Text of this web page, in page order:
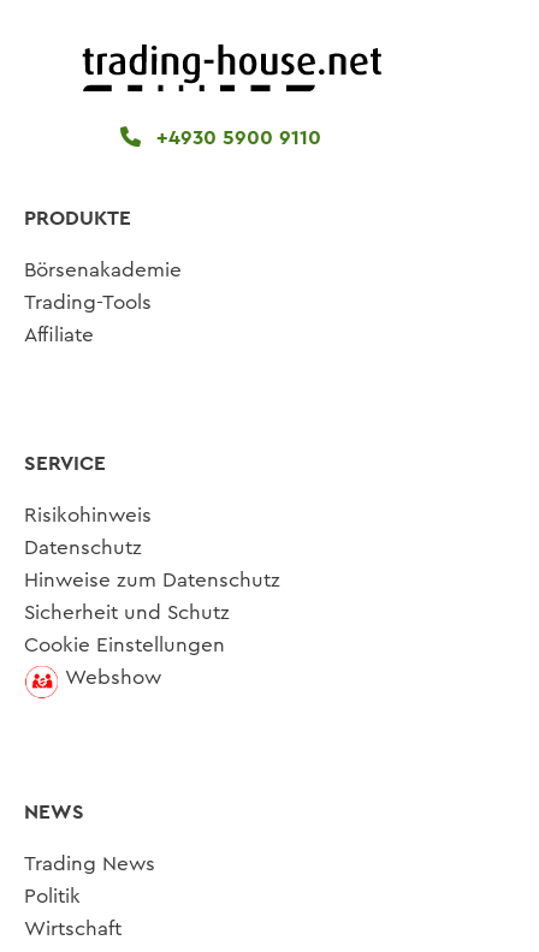
+4930 5900 9110
PRODUKTE
Börsenakademie
Trading-Tools
Affiliate
SERVICE
Risikohinweis
Datenschutz
Hinweise zum Datenschutz
Sicherheit und Schutz
Cookie Einstellungen
Webshow
NEWS
Trading News
Politik
Wirtschaft